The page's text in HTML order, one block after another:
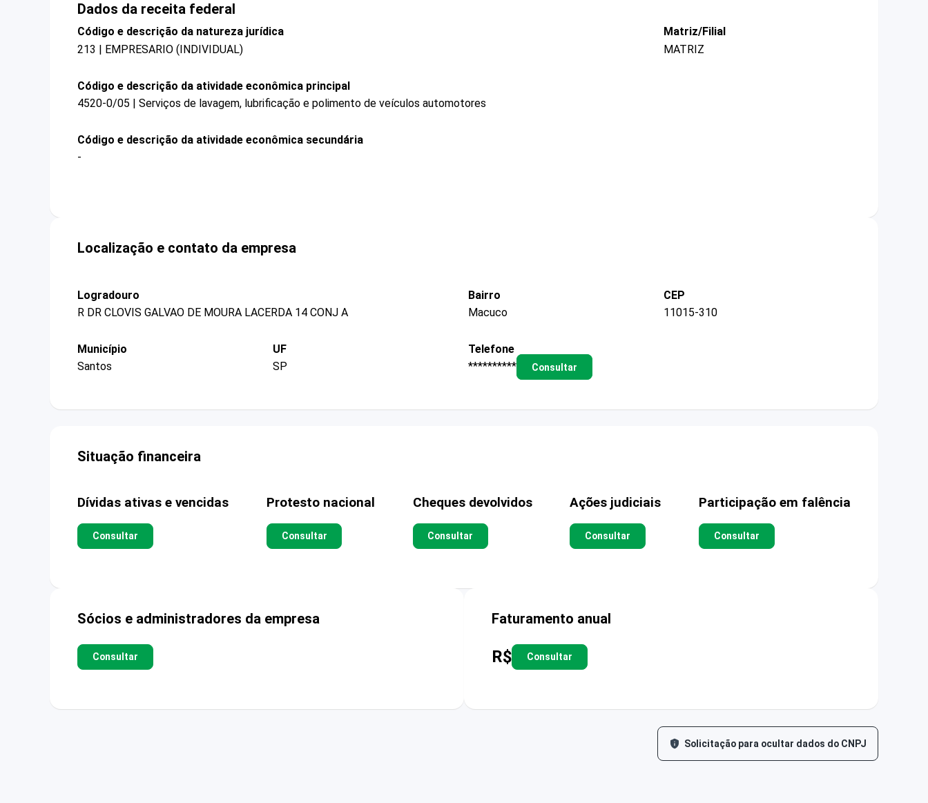
Dados da receita federal
Código e descrição da natureza jurídica
213 | EMPRESARIO (INDIVIDUAL)
Matriz/Filial
MATRIZ
Código e descrição da atividade econômica principal
4520-0/05 | Serviços de lavagem, lubrificação e polimento de veículos automotores
Código e descrição da atividade econômica secundária
-
Localização e contato da empresa
Logradouro
R DR CLOVIS GALVAO DE MOURA LACERDA 14 CONJ A
Bairro
Macuco
CEP
11015-310
Município
Santos
UF
SP
Telefone
**********
Consultar
Situação financeira
Dívidas ativas e vencidas
Consultar
Protesto nacional
Consultar
Cheques devolvidos
Consultar
Ações judiciais
Consultar
Participação em falência
Consultar
Sócios e administradores da empresa
Consultar
Faturamento anual
R$ Consultar
Solicitação para ocultar dados do CNPJ